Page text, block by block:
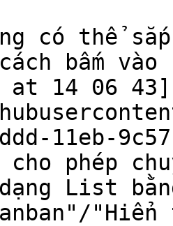
có thể
bấm
at 14 06
11eb-
phép
List